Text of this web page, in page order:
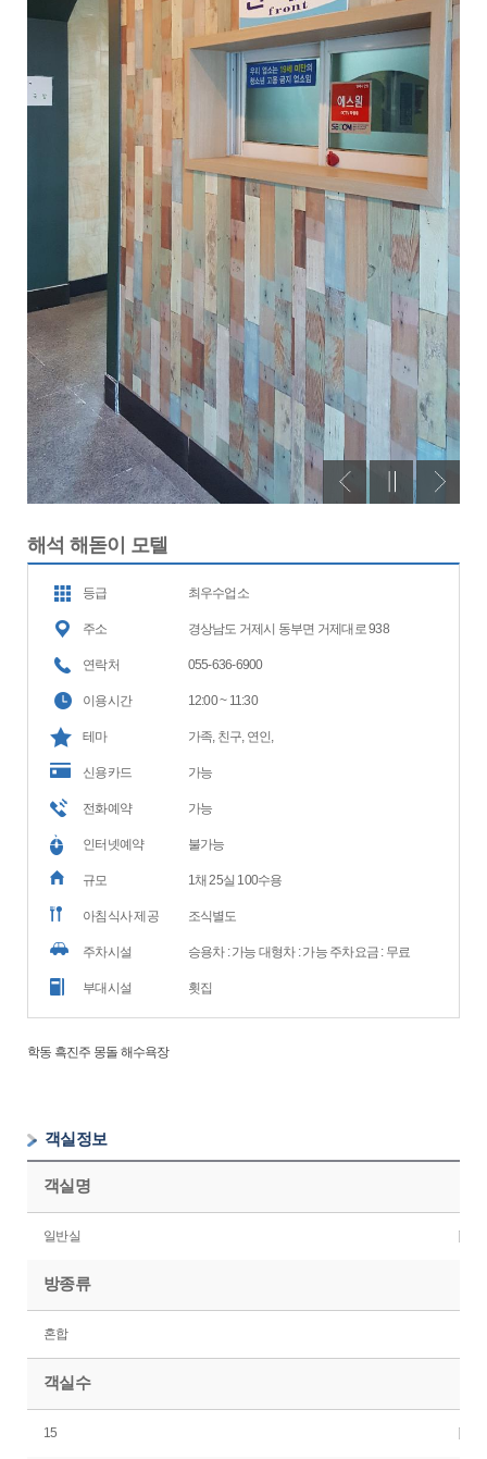
해석 해돋이 모텔
등급 최우수업소
주소 경상남도 거제시 동부면 거제대로 938
연락처 055-636-6900
이용시간 12:00 ~ 11:30
테마 가족, 친구, 연인,
신용카드 가능
전화예약 가능
인터넷예약 불가능
규모 1채 25실 100수용
아침식사 제공 조식별도
주차시설 승용차 : 가능 대형차 : 가능 주차요금 : 무료
부대시설 횟집
학동 흑진주 몽돌 해수욕장
객실정보
객실명
일반실
방종류
혼합
객실수
15